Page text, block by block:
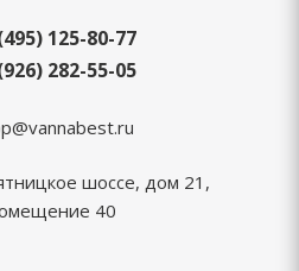
125-80-77
282-55-05
шоссе, дом 21,
40